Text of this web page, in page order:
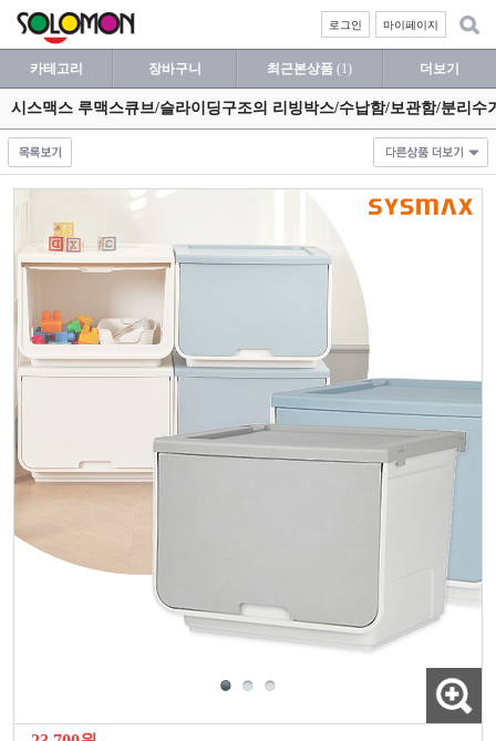
마이페이지
로그인
카테고리 장바구니 최근본상품 (1) 더보기
시스맥스 루맥스큐브/슬라이딩구조의 리빙박스/수납함/보관함/분리수